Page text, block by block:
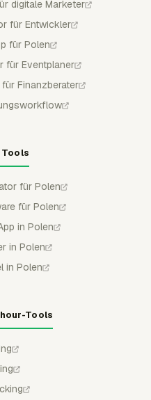
digitale Marketer
für Entwickler
für Polen
für Eventplaner
Finanzberater
für Polen
für Polen
in Polen
in Polen
in Polen
Tools